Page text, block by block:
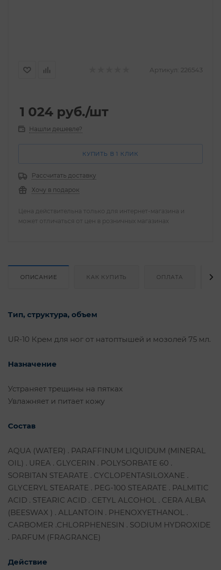
Артикул: 226543
1 024 руб./шт
Нашли дешевле?
КУПИТЬ В 1 КЛИК
Рассчитать доставку
Хочу в подарок
Цена действительна только для интернет-магазина и
может отличаться от цен в розничных магазинах
ОПИСАНИЕ КАК КУПИТЬ ОПЛАТА
Тип, структура, объем
UR-10 Крем для ног от натоптышей и мозолей 75 мл.
Назначение
Устраняет трещины на пятках
Увлажняет и питает кожу
Состав
AQUA (WATER) . PARAFFINUM LIQUIDUM (MINERAL
OIL) . UREA . GLYCERIN . POLYSORBATE 60 .
SORBITAN STEARATE . CYCLOPENTASILOXANE .
GLYCERYL STEARATE . PEG-100 STEARATE . PALMITIC
ACID . STEARIC ACID . CETYL ALCOHOL . CERA ALBA
(BEESWAX ) . ALLANTOIN . PHENOXYETHANOL .
CARBOMER .CHLORPHENESIN . SODIUM HYDROXIDE
. PARFUM (FRAGRANCE)
Действие